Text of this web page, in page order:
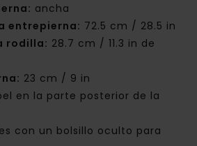
ancha
entrepierna: 72.5 cm / 28.5 in
rodilla: 28.7 cm / 11.3 in de
23 cm / 9 in
en la parte posterior de la
con un bolsillo oculto para